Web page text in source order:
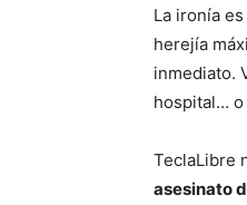
La ironía
herejía
inmediato.
hospital… o
TeclaLibre
asesinato